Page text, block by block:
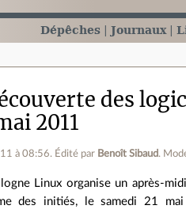
Dépêches Journaux
des
2011
à 08:56. Édité par Benoît Sibaud.
Linux organise un après-midi
des initiés, le samedi 21